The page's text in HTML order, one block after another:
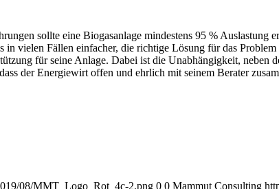
sollte eine Biogasanlage mindestens 95 % Auslastung
in vielen Fällen einfacher, die richtige Lösung für das
für seine Anlage. Dabei ist die Unabhängigkeit, neben
der Energiewirt offen und ehrlich mit seinem Berater
08/MMT_Logo_Rot_4c-2.png 0 0 Mammut Consulting